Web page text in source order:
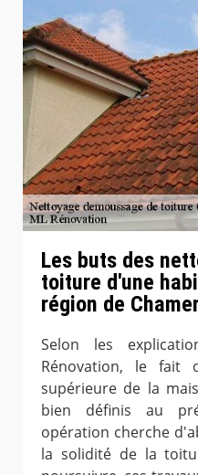
Les buts des
toiture d'une
région de
Selon les
Rénovation, le fait
supérieure de la
bien définis au
opération cherche
la solidité de la